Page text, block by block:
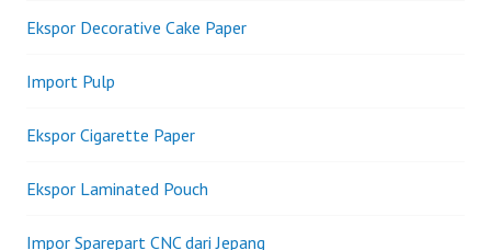
Ekspor Decorative Cake Paper
Import Pulp
Ekspor Cigarette Paper
Ekspor Laminated Pouch
Impor Sparepart CNC dari Jepang